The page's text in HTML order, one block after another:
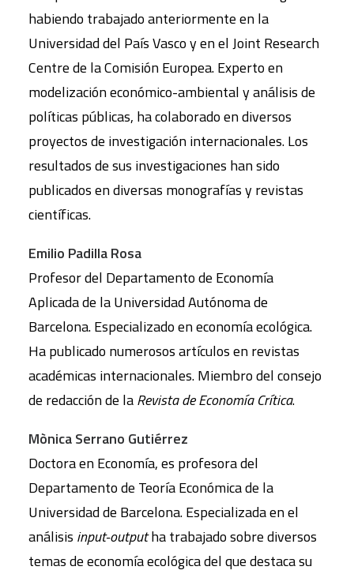
habiendo trabajado anteriormente en la
Universidad del País Vasco y en el Joint Research
Centre de la Comisión Europea. Experto en
modelización económico-ambiental y análisis de
políticas públicas, ha colaborado en diversos
proyectos de investigación internacionales. Los
resultados de sus investigaciones han sido
publicados en diversas monografías y revistas
científicas.
Emilio Padilla Rosa
Profesor del Departamento de Economía
Aplicada de la Universidad Autónoma de
Barcelona. Especializado en economía ecológica.
Ha publicado numerosos artículos en revistas
académicas internacionales. Miembro del consejo
de redacción de laRevista de Economía Crítica.
Mònica Serrano Gutiérrez
Doctora en Economía, es profesora del
Departamento de Teoría Económica de la
Universidad de Barcelona. Especializada en el
análisis input-outputha trabajado sobre diversos
temas de economía ecológica del que destaca su